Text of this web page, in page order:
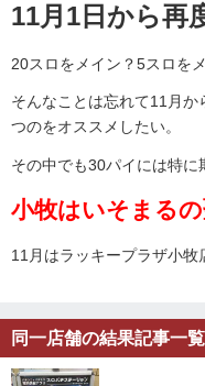
11月1日から再
20スロをメイン？5スロを
そんなことは忘れて11月
つのをオススメしたい。
その中でも30パイには特に
小牧はいそまるの
11月はラッキープラザ小牧
同一店舗の結果記事一覧